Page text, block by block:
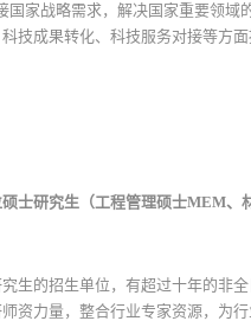
国家战略需求，解决国家重要领
技成果转化、科技服务对接等方
士研究生（工程管理硕士MEM、
生的招生单位，有超过十年的非
资力量，整合行业专家资源，为